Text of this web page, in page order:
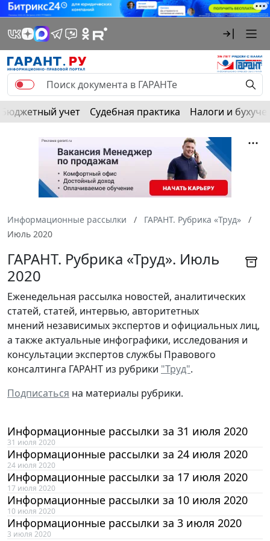
Бюджетный учет Судебная практика Налоги и
Информационные рассылки
ГАРАНТ. Рубрика «Труд»
Июль 2020
ГАРАНТ. Рубрика «Труд». Июль
2020
Еженедельная рассылка новостей, аналитических
статей, статей, интервью, авторитетных
мнений независимых экспертов и официальных лиц,
а также актуальные инфографики, исследования и
консультации экспертов службы Правового
консалтинга ГАРАНТ из рубрики "Труд".
Подписаться на материалы рубрики.
Информационные рассылки за 31 июля 2020
31 июля 2020
Информационные рассылки за 24 июля 2020
24 июля 2020
Информационные рассылки за 17 июля 2020
17 июля 2020
Информационные рассылки за 10 июля 2020
10 июля 2020
Информационные рассылки за 3 июля 2020
3 июля 2020